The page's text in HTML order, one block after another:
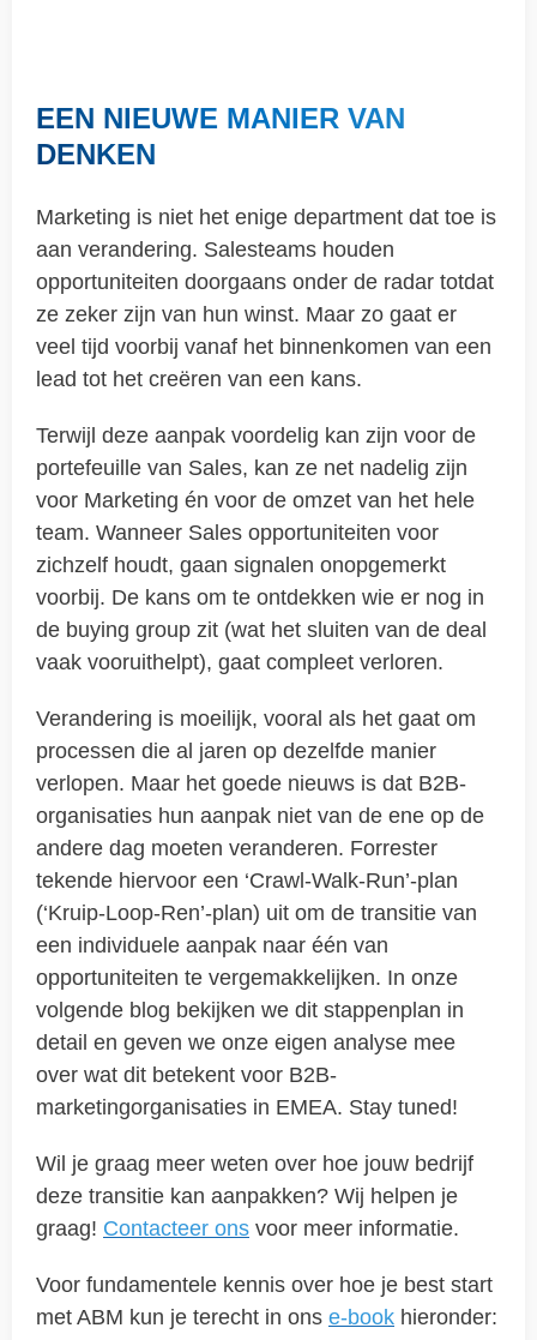
EEN NIEUWE MANIER VAN
DENKEN
Marketing is niet het enige department dat toe is
aan verandering. Salesteams houden
opportuniteiten doorgaans onder de radar totdat
ze zeker zijn van hun winst. Maar zo gaat er
veel tijd voorbij vanaf het binnenkomen van een
lead tot het creëren van een kans.
Terwijl deze aanpak voordelig kan zijn voor de
portefeuille van Sales, kan ze net nadelig zijn
voor Marketing én voor de omzet van het hele
team. Wanneer Sales opportuniteiten voor
zichzelf houdt, gaan signalen onopgemerkt
voorbij. De kans om te ontdekken wie er nog in
de buying group zit (wat het sluiten van de deal
vaak vooruithelpt), gaat compleet verloren.
Verandering is moeilijk, vooral als het gaat om
processen die al jaren op dezelfde manier
verlopen. Maar het goede nieuws is dat B2B-
organisaties hun aanpak niet van de ene op de
andere dag moeten veranderen. Forrester
tekende hiervoor een ‘Crawl-Walk-Run’-plan
(‘Kruip-Loop-Ren’-plan) uit om de transitie van
een individuele aanpak naar één van
opportuniteiten te vergemakkelijken. In onze
volgende blog bekijken we dit stappenplan in
detail en geven we onze eigen analyse mee
over wat dit betekent voor B2B-
marketingorganisaties in EMEA. Stay tuned!
Wil je graag meer weten over hoe jouw bedrijf
deze transitie kan aanpakken? Wij helpen je
graag! Contacteer ons voor meer informatie.
Voor fundamentele kennis over hoe je best start
met ABM kun je terecht in ons e-book hieronder: